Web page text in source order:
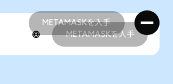
METAMASKを入手
METAMASKを入手
METAMASKを入手